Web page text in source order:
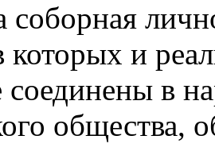
соборная
и
соединены в
общества,